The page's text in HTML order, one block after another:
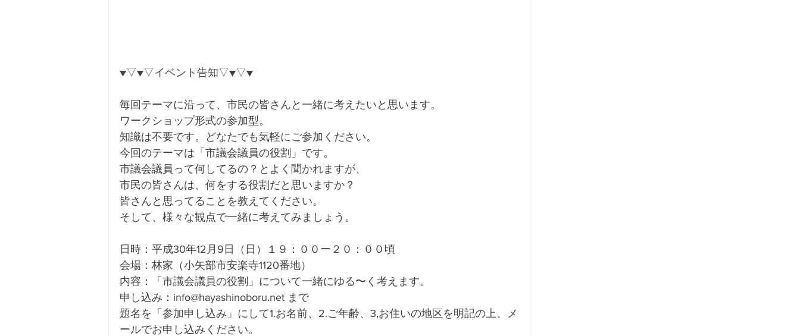
▼▽▼▽イベント告知▽▼▽▼
毎回テーマに沿って、市民の皆さんと一緒に考えたいと思います。
ワークショップ形式の参加型。
知識は不要です。どなたでも気軽にご参加ください。
今回のテーマは「市議会議員の役割」です。
市議会議員って何してるの？とよく聞かれますが、
市民の皆さんは、何をする役割だと思いますか？
皆さんと思ってることを教えてください。
そして、様々な観点で一緒に考えてみましょう。
日時：平成30年12月9日（日）１９：００ー２０：００頃
会場：林家（小矢部市安楽寺1120番地）
内容：「市議会議員の役割」について一緒にゆる〜く考えます。
申し込み：info@hayashinoboru.net まで
題名を「参加申し込み」にして1.お名前、2.ご年齢、3,お住いの地区を明記の上、メ
ールでお申し込みください。